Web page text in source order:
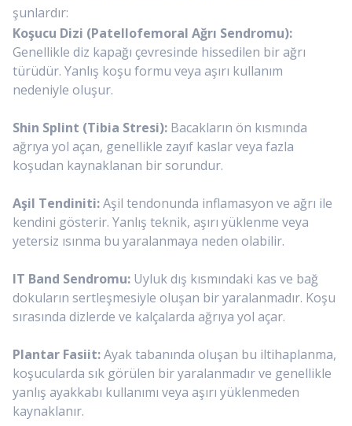
şunlardır:
Koşucu Dizi (Patellofemoral Ağrı Sendromu):
Genellikle diz kapağı çevresinde hissedilen bir ağrı
türüdür. Yanlış koşu formu veya aşırı kullanım
nedeniyle oluşur.
Shin Splint (Tibia Stresi): Bacakların ön kısmında
ağrıya yol açan, genellikle zayıf kaslar veya fazla
koşudan kaynaklanan bir sorundur.
Aşil Tendiniti:Aşil tendonunda inflamasyon ve ağrı ile
kendini gösterir. Yanlış teknik, aşırı yüklenme veya
yetersiz ısınma bu yaralanmaya neden olabilir.
IT Band Sendromu: Uyluk dış kısmındaki kas ve bağ
dokuların sertleşmesiyle oluşan bir yaralanmadır. Koşu
sırasında dizlerde ve kalçalarda ağrıya yol açar.
Plantar Fasiit:Ayak tabanında oluşan bu iltihaplanma,
koşucularda sık görülen bir yaralanmadır ve genellikle
yanlış ayakkabı kullanımı veya aşırı yüklenmeden
kaynaklanır.